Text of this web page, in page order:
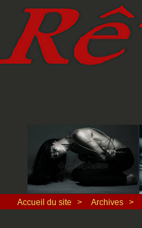
Accueil du site > Archives >